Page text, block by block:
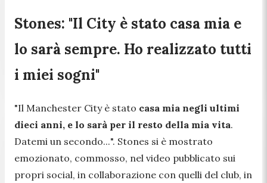
Stones: "Il City è stato casa mia e
lo sarà sempre. Ho realizzato tutti
i miei sogni"
"Il Manchester City è stato casa mia negli ultimi
dieci anni, e lo sarà per il resto della mia vita.
Datemi un secondo...". Stones si è mostrato
emozionato, commosso, nel video pubblicato sui
propri social, in collaborazione con quelli del club, in